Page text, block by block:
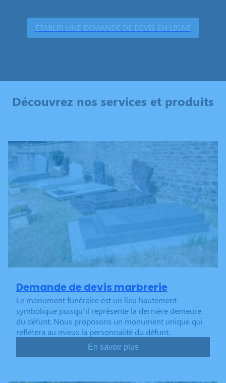
ÉTABLIR UNE DEMANDE DE DEVIS EN LIGNE
Découvrez nos services et produits
Demande de devis marbrerie
Le monument funéraire est un lieu hautement
symbolique puisqu’il représente la dernière demeure
du défunt. Nous proposons un monument unique qui
reflétera au mieux la personnalité du défunt.
En savoir plus